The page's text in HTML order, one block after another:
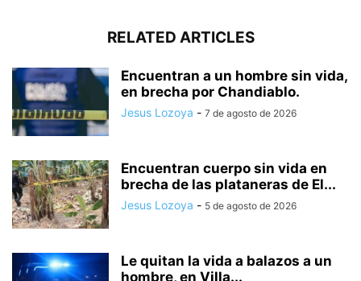
RELATED ARTICLES
Encuentran a un hombre sin vida,
en brecha por Chandiablo.
Jesus Lozoya - 7 de agosto de 2026
Encuentran cuerpo sin vida en
brecha de las plataneras de El...
Jesus Lozoya - 5 de agosto de 2026
Le quitan la vida a balazos a un
hombre, en Villa...